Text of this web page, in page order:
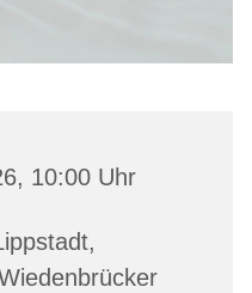
10:00 Uhr